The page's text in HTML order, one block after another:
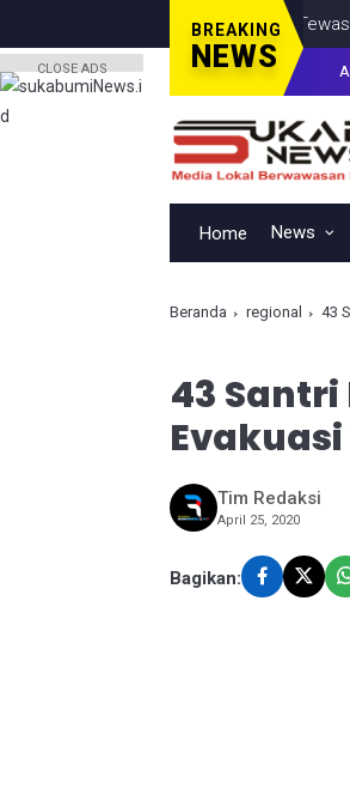
BREAKING
NEWS
Termasuk Seorang Anak, Tewas dalam
Home News
Beranda regional 43
43
Tim Redaksi
April 25, 2020
Bagikan:
CLOSE ADS